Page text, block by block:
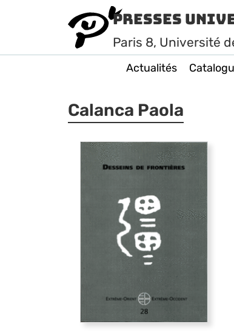
Presses
Paris 8, Université
Actualités
Calanca Paola